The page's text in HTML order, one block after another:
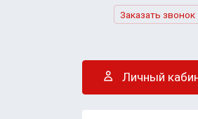
Заказать звонок
Личный